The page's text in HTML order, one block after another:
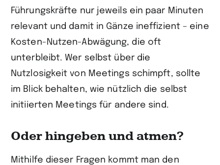
Führungskräfte nur jeweils ein paar Minuten
relevant und damit in Gänze ineffizient – eine
Kosten-Nutzen-Abwägung, die oft
unterbleibt. Wer selbst über die
Nutzlosigkeit von Meetings schimpft, sollte
im Blick behalten, wie nützlich die selbst
initiierten Meetings für andere sind.
Oder hingeben und atmen?
Mithilfe dieser Fragen kommt man den